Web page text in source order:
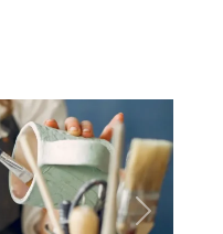
Prochaine